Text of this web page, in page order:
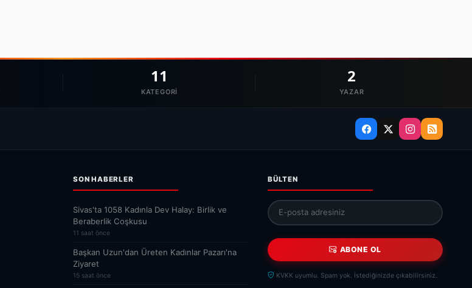
11
KATEGORI
2
YAZAR
SON HABERLER
Sivas'ta 1058 Kadınla Dev Halay: Birlik ve
Beraberlik Coşkusu
11 saat önce
Başkan Uzun'dan Üreten Kadınlar Pazarı'na
Ziyaret
15 saat önce
BÜLTEN
ABONE OL
KVKK uyumlu. Spam yok. İstediğinizde çıkabilirsiniz.